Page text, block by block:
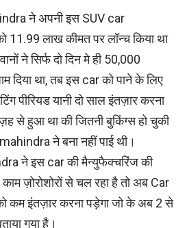
ने अपनी इस SUV car
11.99 लाख कीमत पर लॉन्च किया था
ने सिर्फ दो दिन मे ही 50,000
दिया था, तब इस car को पाने के लिए
पीरियड यानी दो साल इंतज़ार करना
से हुआ था की जितनी बुकिंग्स हो चुकी
ने बना नहीं पाई थी।
ने इस car की मैन्युफैक्चरिंज की
ज़ोरोशोरों से चल रहा है तो अब Car
कम इंतज़ार करना पड़ेगा जो के अब 2 से
गया है।